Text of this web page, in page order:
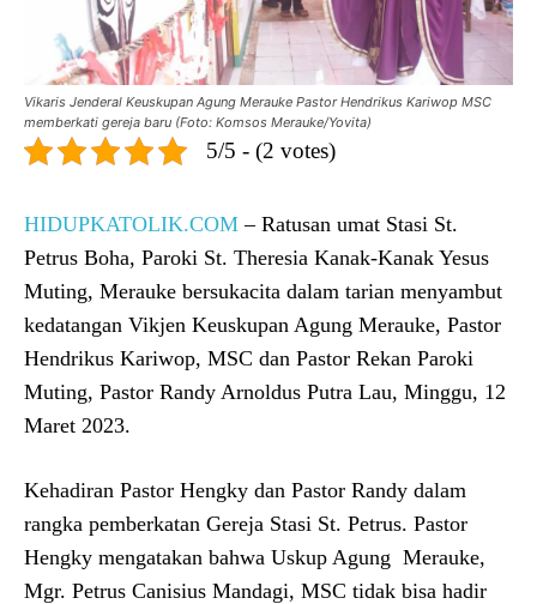
Vikaris Jenderal Keuskupan Agung Merauke Pastor Hendrikus Kariwop MSC
memberkati gereja baru (Foto: Komsos Merauke/Yovita)
5/5 - (2 votes)
HIDUPKATOLIK.COM – Ratusan umat Stasi St.
Petrus Boha, Paroki St. Theresia Kanak-Kanak Yesus
Muting, Merauke bersukacita dalam tarian menyambut
kedatangan Vikjen Keuskupan Agung Merauke, Pastor
Hendrikus Kariwop, MSC dan Pastor Rekan Paroki
Muting, Pastor Randy Arnoldus Putra Lau, Minggu, 12
Maret 2023.
Kehadiran Pastor Hengky dan Pastor Randy dalam
rangka pemberkatan Gereja Stasi St. Petrus. Pastor
Hengky mengatakan bahwa Uskup Agung Merauke,
Mgr. Petrus Canisius Mandagi, MSC tidak bisa hadir